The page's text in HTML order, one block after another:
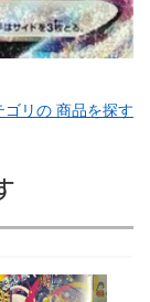
ゴリの 商品を探す